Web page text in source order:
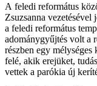
A feledi református
Zsuzsanna vezetésével
a feledi református
adománygyűjtés volt a
részben egy
felé, akik erejüket,
vettek a parókia új